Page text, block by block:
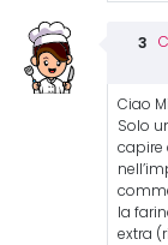
Ciao
Solo
capire
la
extra